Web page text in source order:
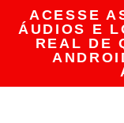
ACESSE
ÁUDIOS E
REAL DE